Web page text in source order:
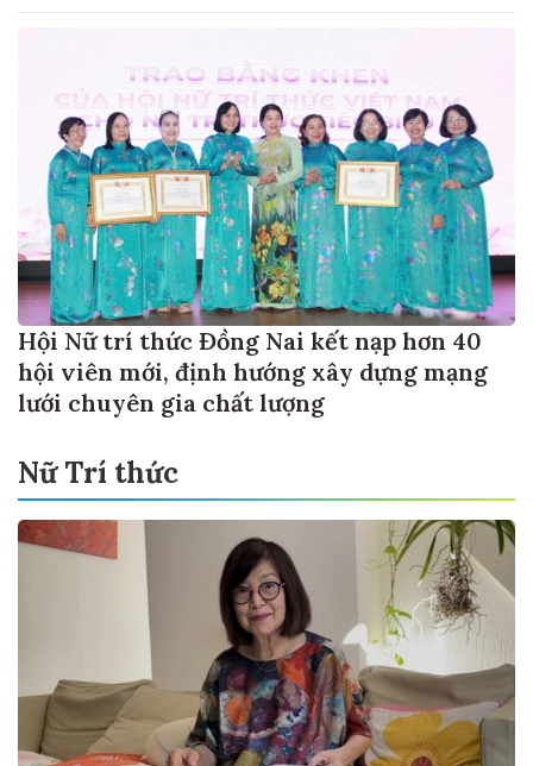
Hội Nữ trí thức Đồng Nai kết nạp hơn 40
hội viên mới, định hướng xây dựng mạng
lưới chuyên gia chất lượng
Nữ Trí thức